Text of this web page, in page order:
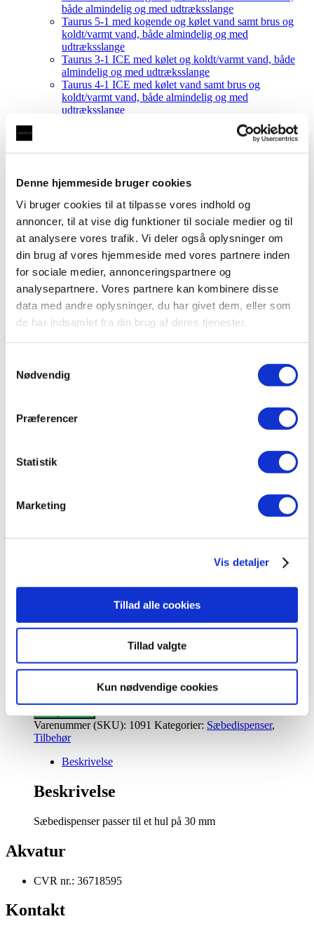
Denne hjemmeside bruger cookies
Vi bruger cookies til at tilpasse vores indhold og
annoncer, til at vise dig funktioner til sociale medier og til
at analysere vores trafik. Vi deler også oplysninger om
din brug af vores hjemmeside med vores partnere inden
for sociale medier, annonceringspartnere og
analysepartnere. Vores partnere kan kombinere disse
data med andre oplysninger, du har givet dem, eller som
de har indsamlet fra din brug af deres tjenester.
Nødvendig
Præferencer
Statistik
Marketing
Vis detaljer
Tillad alle cookies
Tillad valgte
Kun nødvendige cookies
både almindelig og med udtræksslange
Taurus 5-1 med kogende og kølet vand samt brus og
koldt/varmt vand, både almindelig og med
udtræksslange
Taurus 3-1 ICE med kølet og koldt/varmt vand, både
almindelig og med udtræksslange
Taurus 4-1 ICE med kølet vand samt brus og
koldt/varmt vand, både almindelig og med
udtræksslange
Kun Vandhane
Vejledninger
Vandhaner
Taurus 3-1 med kogende og koldt/varmt vand, både
almindelig og med udtræksslange
Taurus 4-1 med kogende, kølet og koldt/varmt vand,
både almindelig og med udtræksslange
Taurus 5-1 med kogende og kølet vand samt brus og
koldt/varmt vand, både almindelig og med
udtræksslange
koldt/varmt vand, både almindelig og med
Tilbehør
Kalkfilter
Taurus sæbedispenser i sort 899,00
Taurus sæbedispenser i krom
kr.799,00
sæbedispenser
i
krom
antal
Varenummer (SKU): 1091 Kategorier: Sæbedispenser,
Tilbehør
Beskrivelse
Beskrivelse
Sæbedispenser passer til et hul på 30 mm
Akvatur
CVR nr.: 36718595
Kontakt